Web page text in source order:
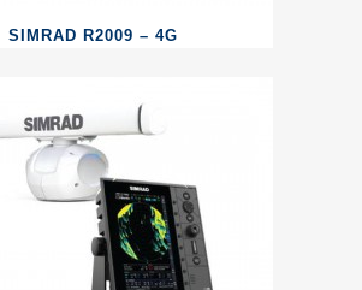
SIMRAD R2009 – 4G